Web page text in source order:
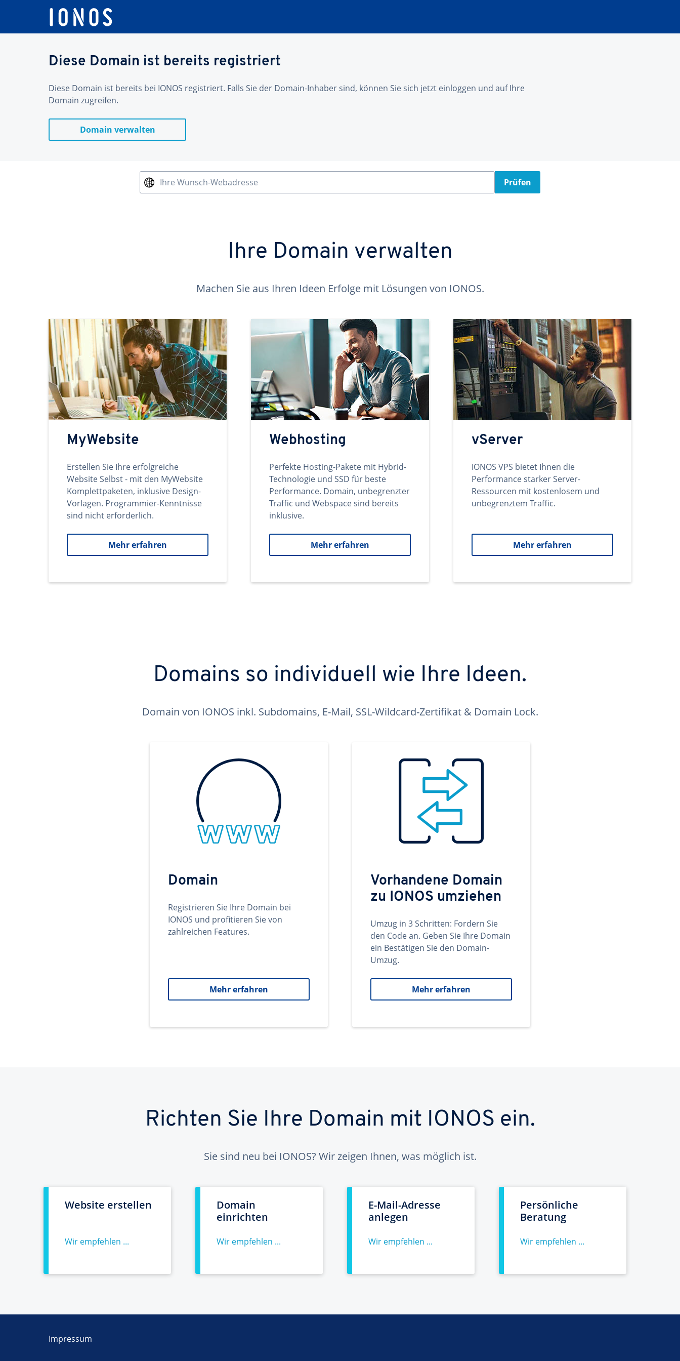
Diese Domain ist bereits registriert
Diese Domain ist bereits bei IONOS registriert. Falls Sie der Domain-Inhaber sind, können Sie sich jetzt einloggen und auf Ihre
Domain zugreifen.
Domain verwalten
Ihre Wunsch-Webadresse Prüfen
Ihre Domain verwalten
Machen Sie aus Ihren Ideen Erfolge mit Lösungen von IONOS.
MyWebsite
Erstellen Sie Ihre erfolgreiche
Website Selbst - mit den MyWebsite
Komplettpaketen, inklusive Design-
Vorlagen. Programmier-Kenntnisse
sind nicht erforderlich.
Mehr erfahren
Webhosting
Perfekte Hosting-Pakete mit Hybrid-
Technologie und SSD für beste
Performance. Domain, unbegrenzter
Traffic und Webspace sind bereits
inklusive.
Mehr erfahren
vServer
IONOS VPS bietet Ihnen die
Performance starker Server-
Ressourcen mit kostenlosem und
unbegrenztem Traffic.
Mehr erfahren
Domains so individuell wie Ihre Ideen.
Domain von IONOS inkl. Subdomains, E-Mail, SSL-Wildcard-Zertifikat & Domain Lock.
Domain
Registrieren Sie Ihre Domain bei
IONOS und profitieren Sie von
zahlreichen Features.
Mehr erfahren
Vorhandene Domain
zu IONOS umziehen
Umzug in 3 Schritten: Fordern Sie
den Code an. Geben Sie Ihre Domain
ein Bestätigen Sie den Domain-
Umzug.
Mehr erfahren
Richten Sie Ihre Domain mit IONOS ein.
Sie sind neu bei IONOS? Wir zeigen Ihnen, was möglich ist.
Website erstellen
Wir empfehlen ...
Domain
einrichten
Wir empfehlen ...
E-Mail-Adresse
anlegen
Wir empfehlen ...
Persönliche
Beratung
Wir empfehlen ...
Impressum